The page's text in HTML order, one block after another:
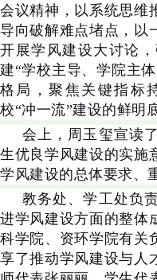
会议精神，以系统思维
导向破解难点堵点，以
开展学风建设大讨论
建“学校主导、学院主
格局，聚焦关键指标
校“冲一流”建设的鲜明
会上，周玉玺宣读
生优良学风建设的实施
学风建设的总体要求、
教务处、学工处负
进学风建设方面的整体
科学院、资环学院有关
享了推动学风建设与人